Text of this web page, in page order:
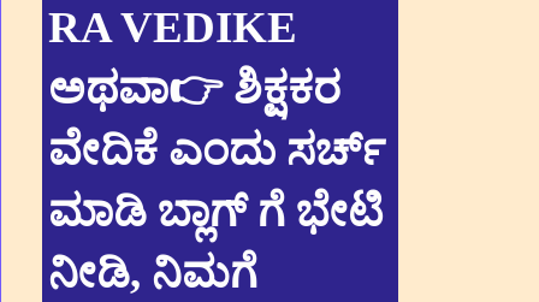
RA VEDIKE
ಅಥವಾ👉 ಶಿಕ್ಷಕರ
ವೇದಿಕೆ ಎಂದು ಸರ್ಚ್
ಮಾಡಿ ಬ್ಲಾಗ್ ಗೆ ಭೇಟಿ
ನೀಡಿ, ನಿಮಗೆ